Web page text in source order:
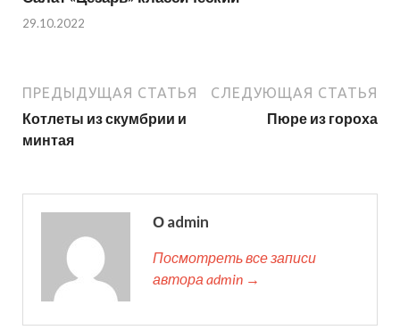
29.10.2022
ПРЕДЫДУЩАЯ СТАТЬЯ
Котлеты из скумбрии и
минтая
СЛЕДУЮЩАЯ СТАТЬЯ
Пюре из гороха
О admin
Посмотреть все записи
автора admin →